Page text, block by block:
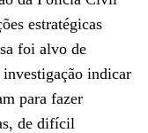
estratégicas
foi alvo de
investigação indicar
para fazer
de difícil